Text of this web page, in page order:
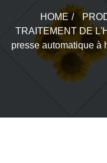
HOME
TRAITEMENT DE
presse automatique à